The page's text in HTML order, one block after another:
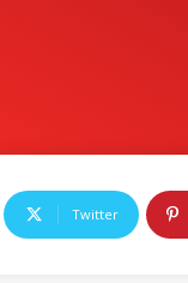
Twitter